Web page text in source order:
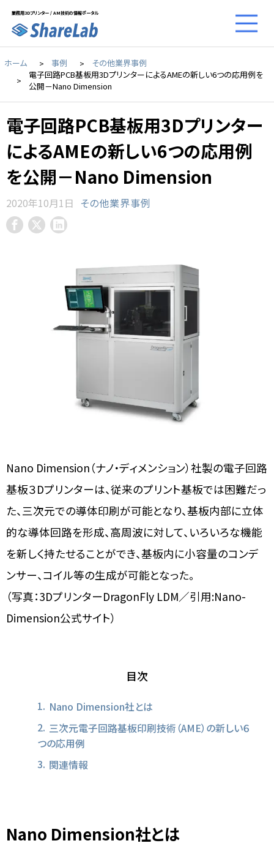
業務用3Dプリンター / AM技術の情報ポータル
ホーム 事例
その他業界事例
電子回路PCB基板用3DプリンターによるAMEの新しい6つの応用例を
公開－Nano Dimension
電子回路PCB基板用3Dプリンター
によるAMEの新しい6つの応用例
を公開－Nano Dimension
2020年10月1日 その他業界事例
Nano Dimension（ナノ・ディメンション）社製の電子回路
基板３Dプリンターは、従来のプリント基板では困難だっ
た、三次元での導体印刷が可能となり、基板内部に立体
的な導体回路を形成、高周波に対して、いろいろな機能
を新しく持たせることができ、基板内に小容量のコンデ
ンサー、コイル等の生成が可能となった。
（写真：3DプリンターDragonFly LDM／引用:Nano-
Dimension公式サイト）
目次
Nano Dimension社とは
三次元電子回路基板印刷技術（AME）の新しい６
つの応用例
関連情報
Nano Dimension社とは